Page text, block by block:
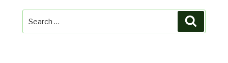
Search
for: